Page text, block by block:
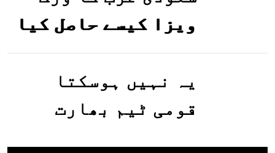
ویزا کیسے حاصل کیا
جاسکتا ہے؟جانیے
یہ نہیں ہوسکتا
قومی ٹیم بھارت